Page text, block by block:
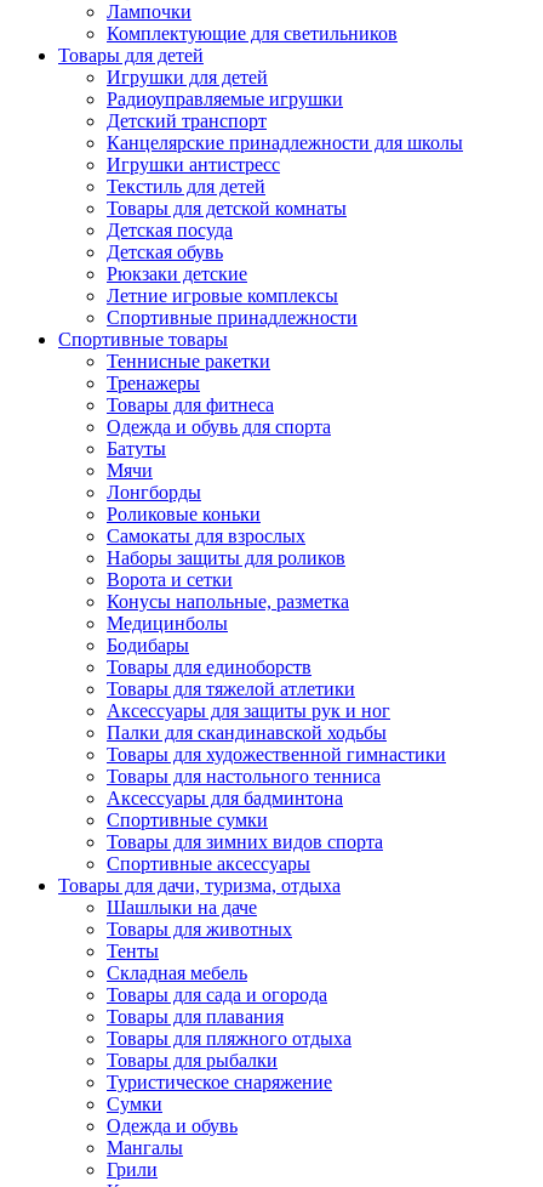
Лампочки
Комплектующие для светильников
Товары для детей
Игрушки для детей
Радиоуправляемые игрушки
Детский транспорт
Канцелярские принадлежности для школы
Игрушки антистресс
Текстиль для детей
Товары для детской комнаты
Детская посуда
Детская обувь
Рюкзаки детские
Летние игровые комплексы
Спортивные принадлежности
Спортивные товары
Теннисные ракетки
Тренажеры
Товары для фитнеса
Одежда и обувь для спорта
Батуты
Мячи
Лонгборды
Роликовые коньки
Самокаты для взрослых
Наборы защиты для роликов
Ворота и сетки
Конусы напольные, разметка
Медицинболы
Бодибары
Товары для единоборств
Товары для тяжелой атлетики
Аксессуары для защиты рук и ног
Палки для скандинавской ходьбы
Товары для художественной гимнастики
Товары для настольного тенниса
Аксессуары для бадминтона
Спортивные сумки
Товары для зимних видов спорта
Спортивные аксессуары
Товары для дачи, туризма, отдыха
Шашлыки на даче
Товары для животных
Тенты
Складная мебель
Товары для сада и огорода
Товары для плавания
Товары для пляжного отдыха
Товары для рыбалки
Туристическое снаряжение
Сумки
Одежда и обувь
Мангалы
Грили